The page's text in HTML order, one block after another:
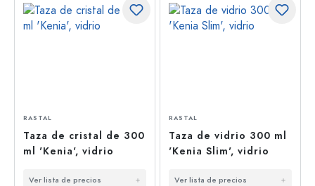
RASTAL
Taza de cristal de 300
ml 'Kenia', vidrio
Ver lista de precios
RASTAL
Taza de vidrio 300 ml
'Kenia Slim', vidrio
Ver lista de precios